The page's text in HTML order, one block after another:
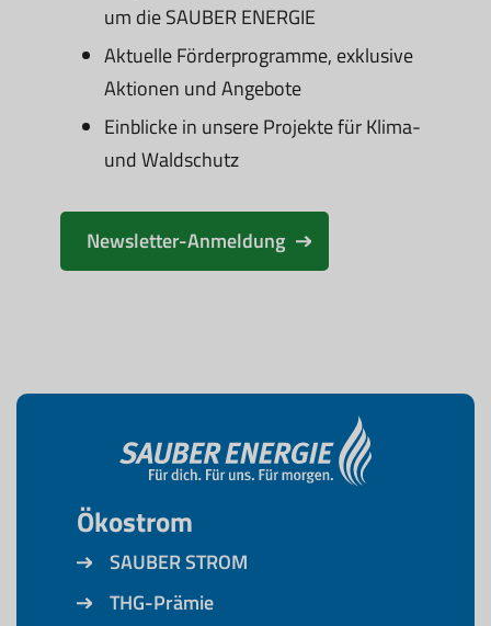
um die SAUBER ENERGIE
Aktuelle Förderprogramme, exklusive
Aktionen und Angebote
Einblicke in unsere Projekte für Klima-
und Waldschutz
Newsletter-Anmeldung
Ökostrom
SAUBER STROM
THG-Prämie